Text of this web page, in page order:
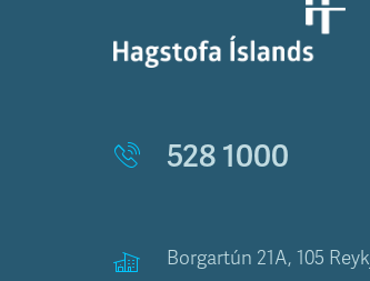
528 1000
Borgartún 21A, 105